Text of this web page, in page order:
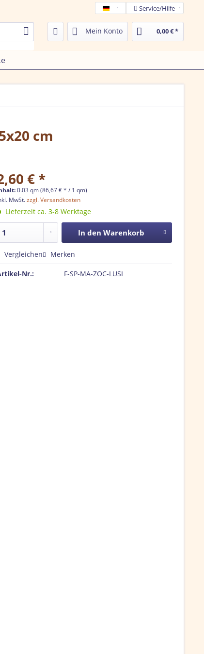
Tamega deService/Hilfe
Mein Konto 0,00 € *
cm
€ *
0.03 qm (86,67 € * / 1 qm)
MwSt.zzgl. Versandkosten
Lieferzeit ca. 3-8 Werktage
In den Warenkorb
Vergleichen Merken
Nr.: F-SP-MA-ZOC-LUSI